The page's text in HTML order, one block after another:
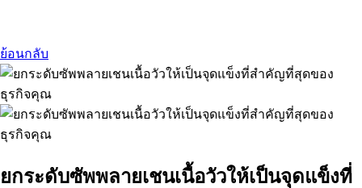
ย้อนกลับ
ยกระดับซัพพลายเชนเนื้อวัวให้เป็นจุดแข็งที่